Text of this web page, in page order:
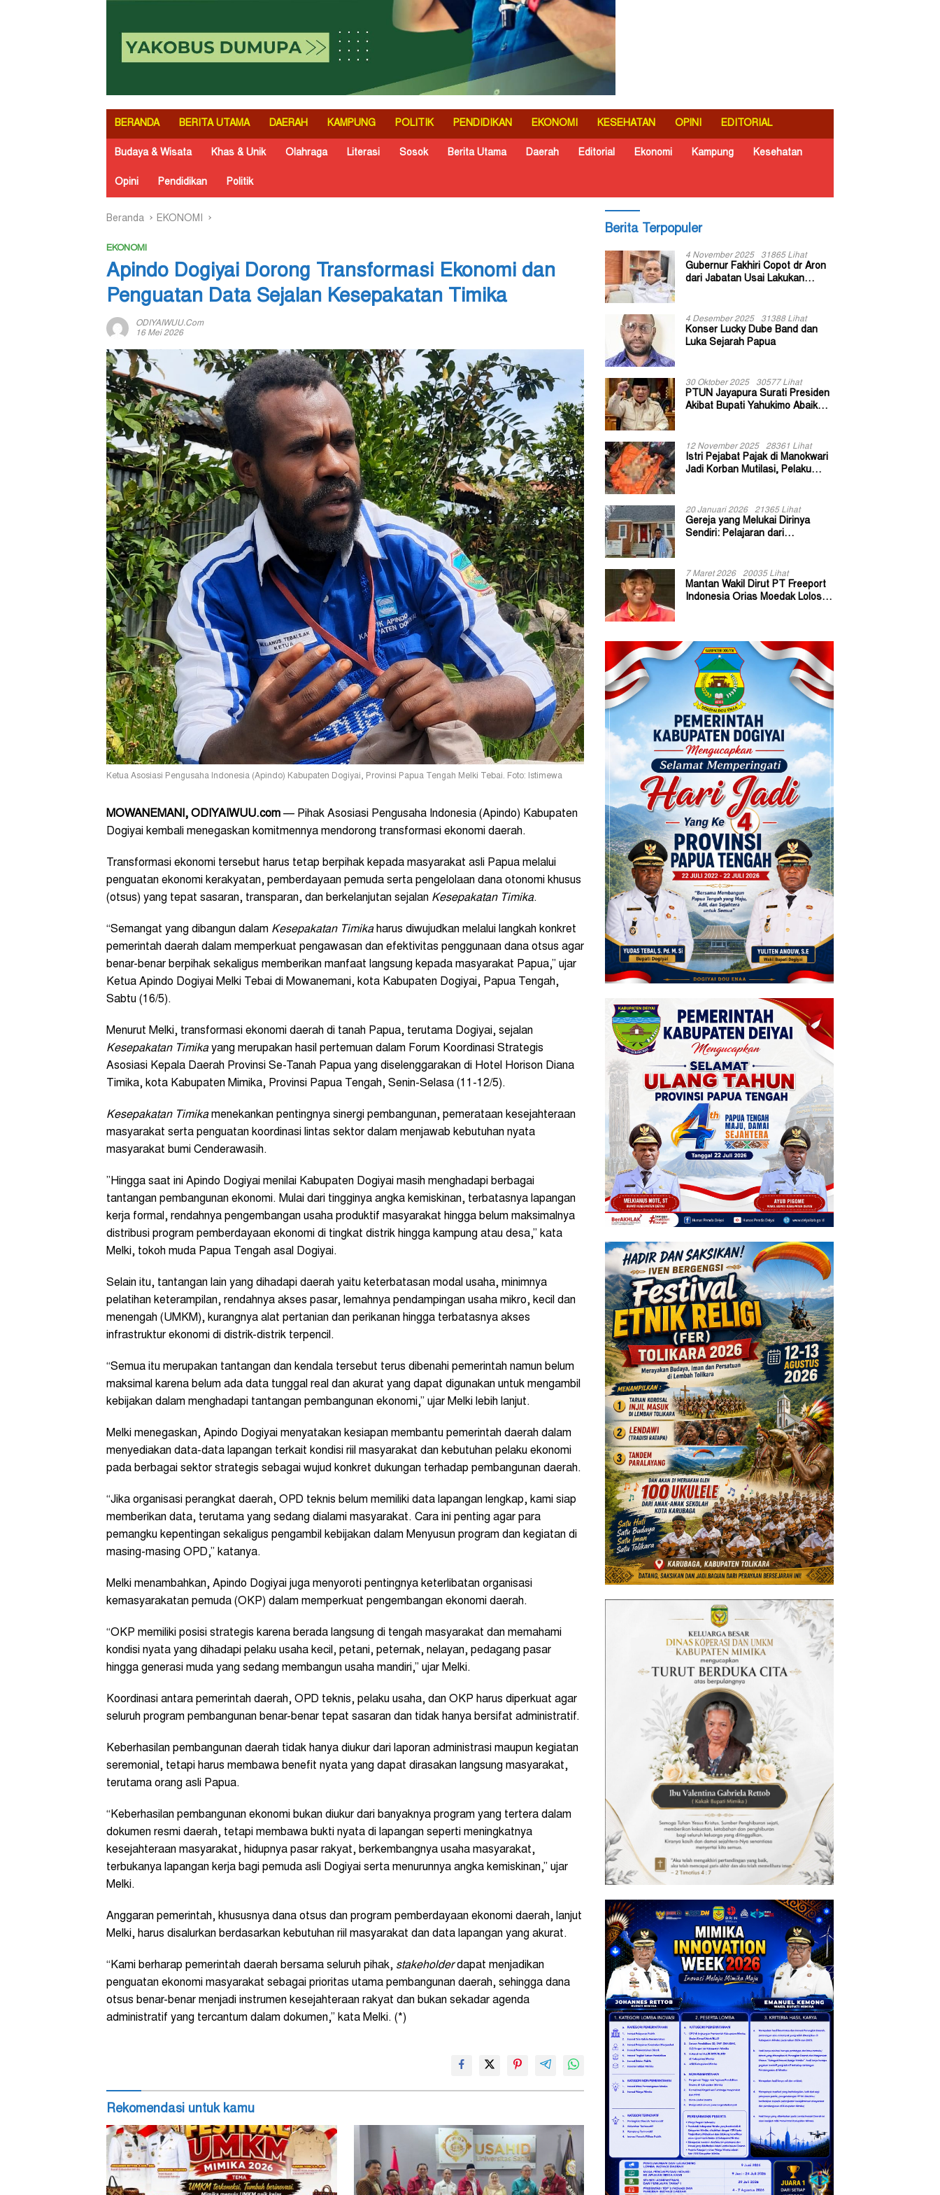
BERANDA BERITA UTAMA DAERAH KAMPUNG POLITIK PENDIDIKAN EKONOMI KESEHATAN OPINI EDITORIAL
Budaya & Wisata Khas & Unik Olahraga Literasi Sosok Berita Utama Daerah Editorial Ekonomi Kampung Kesehatan
Opini Pendidikan Politik
Beranda EKONOMI
EKONOMI
Apindo Dogiyai Dorong Transformasi Ekonomi dan
Penguatan Data Sejalan Kesepakatan Timika ‎
ODIYAIWUU.com
16 Mei 2026
Ketua Asosiasi Pengusaha Indonesia (Apindo) Kabupaten Dogiyai, Provinsi Papua Tengah Melki Tebai. Foto: Istimewa
MOWANEMANI, ODIYAIWUU.com — Pihak Asosiasi Pengusaha Indonesia (Apindo) Kabupaten
Dogiyai kembali menegaskan komitmennya mendorong transformasi ekonomi daerah.
Transformasi ekonomi tersebut harus tetap berpihak kepada masyarakat asli Papua melalui
penguatan ekonomi kerakyatan, pemberdayaan pemuda serta pengelolaan dana otonomi khusus
(otsus) yang tepat sasaran, transparan, dan berkelanjutan sejalan Kesepakatan Timika.
“Semangat yang dibangun dalam Kesepakatan Timikaharus diwujudkan melalui langkah konkret
pemerintah daerah dalam memperkuat pengawasan dan efektivitas penggunaan dana otsus agar
benar-benar berpihak sekaligus memberikan manfaat langsung kepada masyarakat Papua,” ujar
Ketua Apindo Dogiyai Melki Tebai di Mowanemani, kota Kabupaten Dogiyai, Papua Tengah,
Sabtu (16/5).
‎‎Menurut Melki, transformasi ekonomi daerah di tanah Papua, terutama Dogiyai, sejalan
Kesepakatan Timikayang merupakan hasil pertemuan dalam Forum Koordinasi Strategis
Asosiasi Kepala Daerah Provinsi Se-Tanah Papua yang diselenggarakan di Hotel Horison Diana
Timika, kota Kabupaten Mimika, Provinsi Papua Tengah, Senin-Selasa (11-12/5).
Kesepakatan Timikamenekankan pentingnya sinergi pembangunan, pemerataan kesejahteraan
masyarakat serta penguatan koordinasi lintas sektor dalam menjawab kebutuhan nyata
masyarakat bumi Cenderawasih.
‎‎”Hingga saat ini Apindo Dogiyai menilai Kabupaten Dogiyai masih menghadapi berbagai
tantangan pembangunan ekonomi. Mulai dari tingginya angka kemiskinan, terbatasnya lapangan
kerja formal, rendahnya pengembangan usaha produktif masyarakat hingga belum maksimalnya
distribusi program pemberdayaan ekonomi di tingkat distrik hingga kampung atau desa,” kata
Melki, tokoh muda Papua Tengah asal Dogiyai.
Selain itu, tantangan lain yang dihadapi daerah yaitu keterbatasan modal usaha, minimnya
pelatihan keterampilan, rendahnya akses pasar, lemahnya pendampingan usaha mikro, kecil dan
menengah (UMKM), kurangnya alat pertanian dan perikanan hingga terbatasnya akses
infrastruktur ekonomi di distrik-distrik terpencil.
“Semua itu merupakan tantangan dan kendala tersebut terus dibenahi pemerintah namun belum
maksimal karena belum ada data tunggal real dan akurat yang dapat digunakan untuk mengambil
kebijakan dalam menghadapi tantangan pembangunan ekonomi,” ujar Melki lebih lanjut.
Melki menegaskan, Apindo Dogiyai menyatakan kesiapan membantu pemerintah daerah dalam
menyediakan data-data lapangan terkait kondisi riil masyarakat dan kebutuhan pelaku ekonomi
pada berbagai sektor strategis sebagai wujud konkret dukungan terhadap pembangunan daerah.
‎“Jika organisasi perangkat daerah, OPD teknis belum memiliki data lapangan lengkap, kami siap
memberikan data, terutama yang sedang dialami masyarakat. Cara ini penting agar para
pemangku kepentingan sekaligus pengambil kebijakan dalam Menyusun program dan kegiatan di
masing-masing OPD,” katanya.
Melki menambahkan, Apindo Dogiyai juga menyoroti pentingnya keterlibatan organisasi
kemasyarakatan pemuda (OKP) dalam memperkuat pengembangan ekonomi daerah.
“OKP memiliki posisi strategis karena berada langsung di tengah masyarakat dan memahami
kondisi nyata yang dihadapi pelaku usaha kecil, petani, peternak, nelayan, pedagang pasar
hingga generasi muda yang sedang membangun usaha mandiri,” ujar Melki.
‎‎Koordinasi antara pemerintah daerah, OPD teknis, pelaku usaha, dan OKP harus diperkuat agar
seluruh program pembangunan benar-benar tepat sasaran dan tidak hanya bersifat administratif.
‎Keberhasilan pembangunan daerah tidak hanya diukur dari laporan administrasi maupun kegiatan
seremonial, tetapi harus membawa benefit nyata yang dapat dirasakan langsung masyarakat,
terutama orang asli Papua.
“Keberhasilan pembangunan ekonomi bukan diukur dari banyaknya program yang tertera dalam
dokumen resmi daerah, tetapi membawa bukti nyata di lapangan seperti meningkatnya
kesejahteraan masyarakat, hidupnya pasar rakyat, berkembangnya usaha masyarakat,
terbukanya lapangan kerja bagi pemuda asli Dogiyai serta menurunnya angka kemiskinan,” ujar
Melki.
Anggaran pemerintah, khususnya dana otsus dan program pemberdayaan ekonomi daerah, lanjut
Melki, harus disalurkan berdasarkan kebutuhan riil masyarakat dan data lapangan yang akurat.
“Kami berharap pemerintah daerah bersama seluruh pihak, stakeholderdapat menjadikan
penguatan ekonomi masyarakat sebagai prioritas utama pembangunan daerah, sehingga dana
otsus benar-benar menjadi instrumen kesejahteraan rakyat dan bukan sekadar agenda
administratif yang tercantum dalam dokumen,” kata Melki. (*)
Rekomendasi untuk kamu
Berita Terpopuler
4 November 2025 31865 Lihat
Gubernur Fakhiri Copot dr Aron
dari Jabatan Usai Lakukan
4 Desember 2025 31388 Lihat
Konser Lucky Dube Band dan
Luka Sejarah Papua
30 Oktober 2025 30577 Lihat
PTUN Jayapura Surati Presiden
Akibat Bupati Yahukimo Abaikan
12 November 2025 28361 Lihat
Istri Pejabat Pajak di Manokwari
Jadi Korban Mutilasi, Pelaku
20 Januari 2026 21365 Lihat
Gereja yang Melukai Dirinya
Sendiri: Pelajaran dari
7 Maret 2026 20035 Lihat
Mantan Wakil Dirut PT Freeport
Indonesia Orias Moedak Lolos